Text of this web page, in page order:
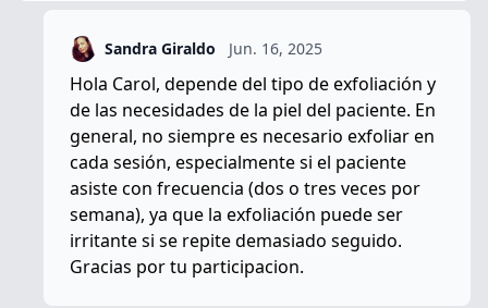
Sandra Giraldo Jun. 16, 2025
Hola Carol, depende del tipo de exfoliación y
de las necesidades de la piel del paciente. En
general, no siempre es necesario exfoliar en
cada sesión, especialmente si el paciente
asiste con frecuencia (dos o tres veces por
semana), ya que la exfoliación puede ser
irritante si se repite demasiado seguido.
Gracias por tu participacion.